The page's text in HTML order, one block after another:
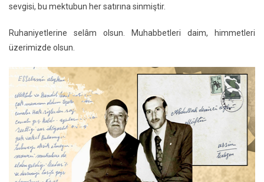
sevgisi, bu mektubun her satırına sinmiştir.
Ruhaniyetlerine selâm olsun. Muhabbetleri daim, himmetleri
üzerimizde olsun.